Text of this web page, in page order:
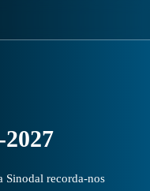
2027
Sinodal recorda-nos